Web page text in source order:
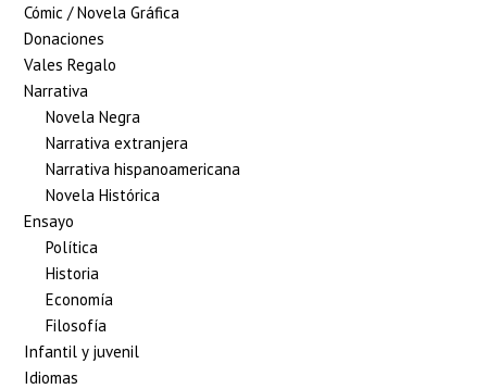
Cómic / Novela Gráfica
Donaciones
Vales Regalo
Narrativa
Novela Negra
Narrativa extranjera
Narrativa hispanoamericana
Novela Histórica
Ensayo
Política
Historia
Economía
Filosofía
Infantil y juvenil
Idiomas